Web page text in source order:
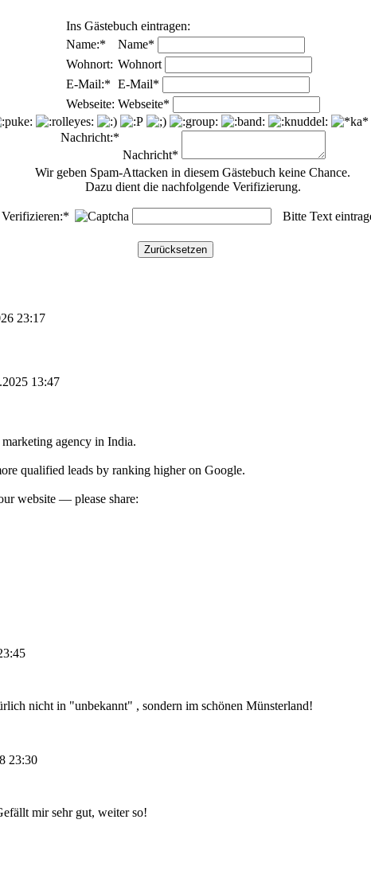
Ins Gästebuch eintragen:
Name:*
Name*
Wohnort: Wohnort
E-Mail:* E-Mail*
Webseite: Webseite*
Nachricht:*
Nachricht*
Wir geben Spam-Attacken in diesem Gästebuch keine Chance.
Dazu dient die nachfolgende Verifizierung.
Verifizieren:* Bitte Text
23:17
13:47
agency in India.
qualified leads by ranking higher on Google.
website — please share:
nicht in "unbekannt" , sondern im schönen Münsterland!
23:30
mir sehr gut, weiter so!